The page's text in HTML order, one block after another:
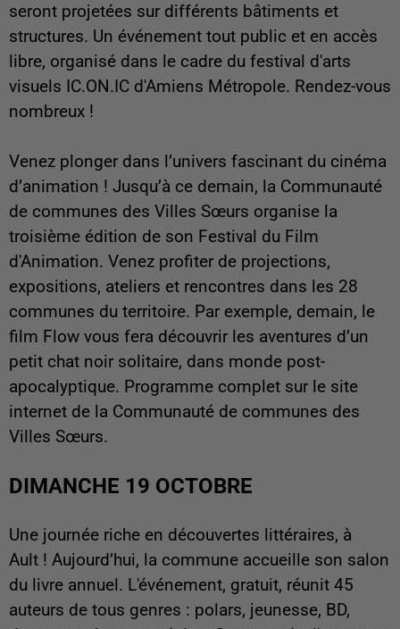
seront projetées sur différents bâtiments et
structures. Un événement tout public et en accès
libre, organisé dans le cadre du festival d'arts
visuels IC.ON.IC d'Amiens Métropole. Rendez-vous
nombreux !
Venez plonger dans l’univers fascinant du cinéma
d’animation ! Jusqu’à ce demain, la Communauté
de communes des Villes Sœurs organise la
troisième édition de son Festival du Film
d'Animation. Venez profiter de projections,
expositions, ateliers et rencontres dans les 28
communes du territoire. Par exemple, demain, le
film Flow vous fera découvrir les aventures d’un
petit chat noir solitaire, dans monde post-
apocalyptique. Programme complet sur le site
internet de la Communauté de communes des
Villes Sœurs.
DIMANCHE 19 OCTOBRE
Une journée riche en découvertes littéraires, à
Ault ! Aujourd’hui, la commune accueille son salon
du livre annuel. L'événement, gratuit, réunit 45
auteurs de tous genres : polars, jeunesse, BD,